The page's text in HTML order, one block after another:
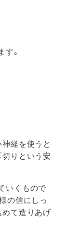
。
経を使うと
切りという安
いくもので
の信にしっ
めて造りあげ